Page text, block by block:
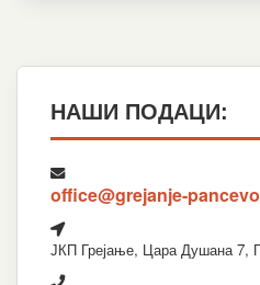
НАШИ ПОДАЦИ:
office@grejanje-
ЈКП Грејање, Цара Душана 7,